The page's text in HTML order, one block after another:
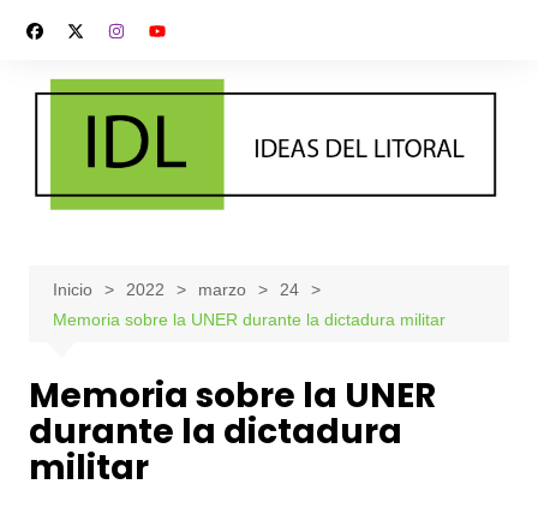
contenido
Inicio 2022 marzo
24
Memoria sobre la UNER durante la dictadura militar
Memoria sobre la UNER
durante la dictadura
militar